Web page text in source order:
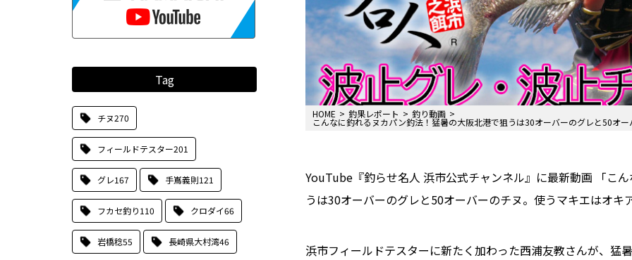
Tag
チヌ270
フィールドテスター201
グレ167 手嶌義則121
フカセ釣り110 クロダイ66
岩橋稔55 長崎県大村湾46
HOME 釣果レポート 釣り動画
こんなに釣れるヌカパン釣法！猛暑の大阪北港で狙うは30オーバーのグレと50オ
YouTube『釣らせ名人 浜市公式チャンネル』に最新動画 「こ
うは30オーバーのグレと50オーバーのチヌ。使うマキエはオ
浜市フィールドテスターに新たく加わった西浦友教さんが、猛